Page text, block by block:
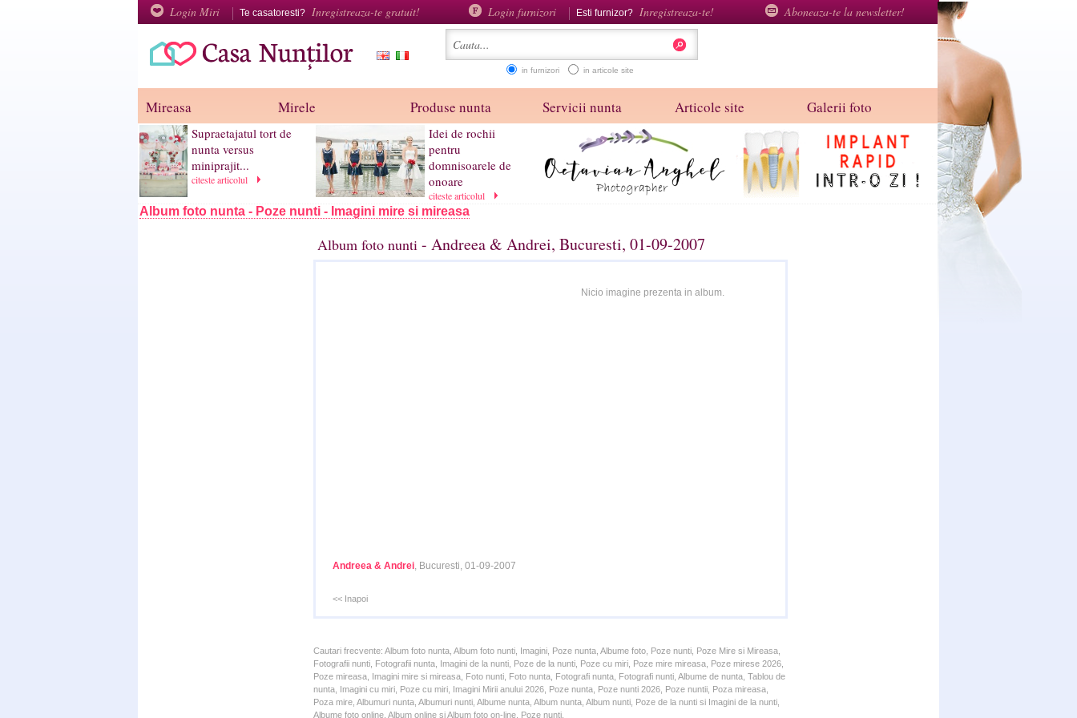
Login Miri Te casatoresti? Inregistreaza-te gratuit! Login furnizori Esti furnizor? Inregistreaza-te! Aboneaza-te la newsletter!
in furnizori in articole site
Mireasa Mirele Produse nunta Servicii nunta Articole site Galerii foto
Supraetajatul tort de
nunta versus
miniprajit...
citeste articolul
Idei de rochii
pentru
domnisoarele de
onoare
citeste articolul
Album foto nunta - Poze nunti - Imagini mire si mireasa
Album foto nunti - Andreea & Andrei, Bucuresti, 01-09-2007
Nicio imagine prezenta in album.
Andreea & Andrei, Bucuresti, 01-09-2007
<< Inapoi
Cautari frecvente: Album foto nunta, Album foto nunti, Imagini, Poze nunta, Albume foto, Poze nunti, Poze Mire si Mireasa,
Fotografii nunti, Fotografii nunta, Imagini de la nunti, Poze de la nunti, Poze cu miri, Poze mire mireasa, Poze mirese 2026,
Poze mireasa, Imagini mire si mireasa, Foto nunti, Foto nunta, Fotografi nunta, Fotografi nunti, Albume de nunta, Tablou de
nunta, Imagini cu miri, Poze cu miri, Imagini Mirii anului 2026, Poze nunta, Poze nunti 2026, Poze nuntii, Poza mireasa,
Poza mire, Albumuri nunta, Albumuri nunti, Albume nunta, Album nunta, Album nunti, Poze de la nunti si Imagini de la nunti,
Albume foto online, Album online si Album foto on-line, Poze nunti.